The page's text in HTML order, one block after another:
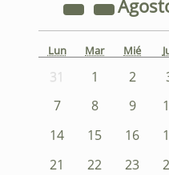
Lun Mar Mié
31 1 2
7
8 9
14
15 16
21
22 23